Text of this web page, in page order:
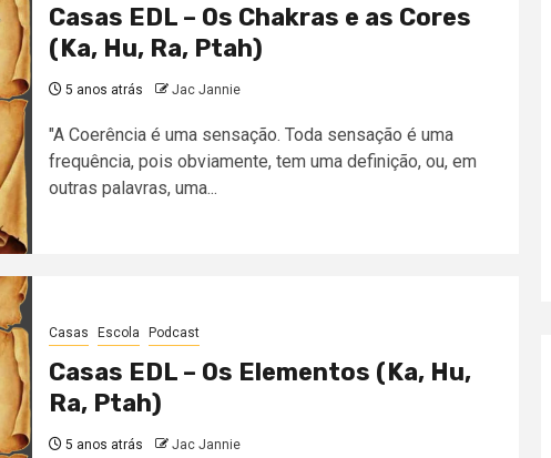
Casas EDL – Os Chakras e as Cores
(Ka, Hu, Ra, Ptah)
5 anos atrás Jac Jannie
"A Coerência é uma sensação. Toda sensação é uma
frequência, pois obviamente, tem uma definição, ou, em
outras palavras, uma...
Casas Escola Podcast
Casas EDL – Os Elementos (Ka, Hu,
Ra, Ptah)
5 anos atrás Jac Jannie